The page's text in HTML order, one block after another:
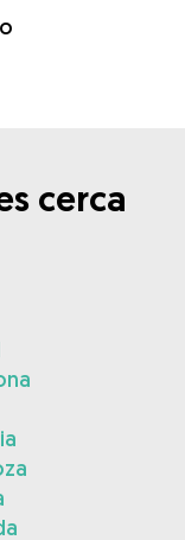
cerca